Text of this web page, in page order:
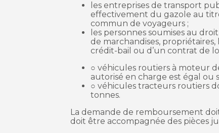
les entreprises de transport
effectivement du gazole au
commun de voyageurs ;
les personnes soumises au
de marchandises,
crédit-bail ou d’un contrat de
○ véhicules routiers à moteur
autorisé en charge est égal ou
○ véhicules tracteurs routiers
tonnes.
La demande de remboursement
doit être accompagnée des pièces